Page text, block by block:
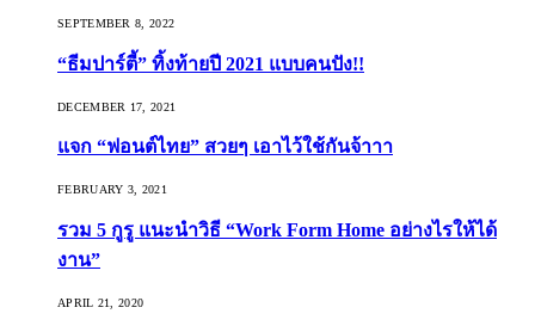
SEPTEMBER 8, 2022
“ธีมปาร์ตี้” ทิ้งท้ายปี 2021 แบบคนปัง!!
DECEMBER 17, 2021
แจก “ฟอนต์ไทย” สวยๆ เอาไว้ใช้กันจ้าาา
FEBRUARY 3, 2021
รวม 5 กูรู แนะนำวิธี “Work Form Home อย่างไรให้ได้
งาน”
APRIL 21, 2020